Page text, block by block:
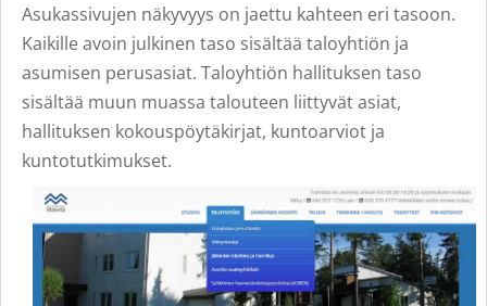
Asukassivujen näkyvyys on jaettu kahteen eri tasoon.
Kaikille avoin julkinen taso sisältää taloyhtiön ja
asumisen perusasiat. Taloyhtiön hallituksen taso
sisältää muun muassa talouteen liittyvät asiat,
hallituksen kokouspöytäkirjat, kuntoarviot ja
kuntotutkimukset.